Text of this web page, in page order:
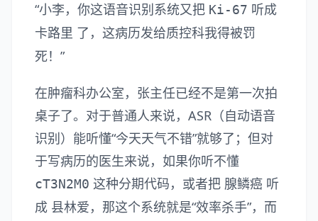
“小李，你这语音识别系统又把 Ki-67 听成
卡路里 了，这病历发给质控科我得被罚
死！”
在肿瘤科办公室，张主任已经不是第一次拍
桌子了。对于普通人来说，ASR（自动语音
识别）能听懂“今天天气不错”就够了；但对
于写病历的医生来说，如果你听不懂
cT3N2M0 这种分期代码，或者把 腺鳞癌 听
成 县林爱，那这个系统就是“效率杀手”，而